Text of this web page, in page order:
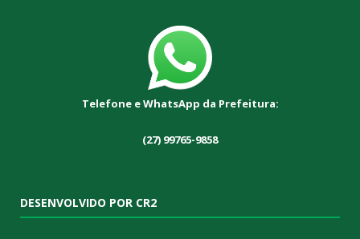
Telefone e WhatsApp da Prefeitura:
(27) 99765-9858
DESENVOLVIDO POR CR2